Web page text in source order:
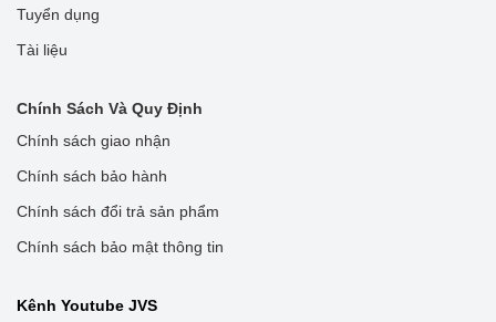
Tuyển dụng
Tài liệu
Chính Sách Và Quy Định
Chính sách giao nhận
Chính sách bảo hành
Chính sách đổi trả sản phẩm
Chính sách bảo mật thông tin
Kênh Youtube JVS